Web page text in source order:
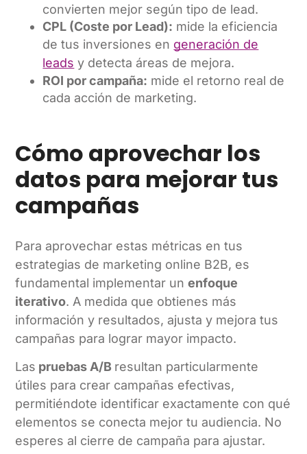
convierten mejor según tipo de lead.
CPL (Coste por Lead): mide la eficiencia
de tus inversiones en generación de
leads y detecta áreas de mejora.
ROI por campaña: mide el retorno real de
cada acción de marketing.
Cómo aprovechar los
datos para mejorar tus
campañas
Para aprovechar estas métricas en tus
estrategias de marketing online B2B, es
fundamental implementar unenfoque
iterativo. A medida que obtienes más
información y resultados, ajusta y mejora tus
campañas para lograr mayor impacto.
Las pruebas A/B resultan particularmente
útiles para crear campañas efectivas,
permitiéndote identificar exactamente con qué
elementos se conecta mejor tu audiencia. No
esperes al cierre de campaña para ajustar.